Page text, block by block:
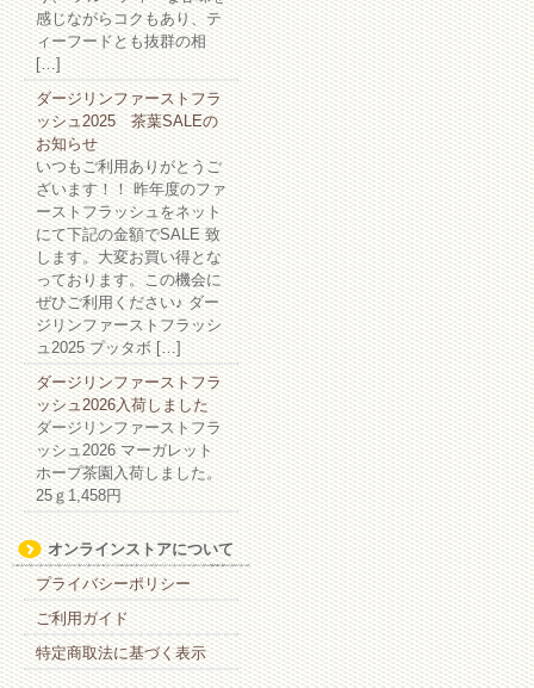
感じながらコクもあり、テ
ィーフードとも抜群の相
[…]
ダージリンファーストフラ
ッシュ2025 茶葉SALEの
お知らせ
いつもご利用ありがとうご
ざいます！！ 昨年度のファ
ーストフラッシュをネット
にて下記の金額でSALE 致
します。大変お買い得とな
っております。この機会に
ぜひご利用ください♪ ダー
ジリンファーストフラッシ
ュ2025 プッタボ […]
ダージリンファーストフラ
ッシュ2026入荷しました
ダージリンファーストフラ
ッシュ2026 マーガレット
ホープ茶園入荷しました。
25ｇ1,458円
オンラインストアについて
プライバシーポリシー
ご利用ガイド
特定商取法に基づく表示